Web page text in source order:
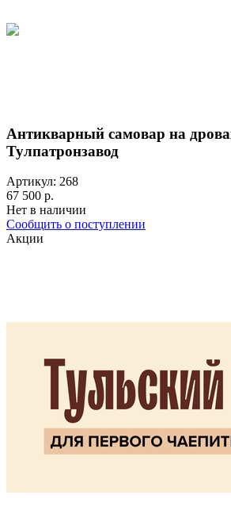
Антикварный самовар на
Тулпатронзавод
Артикул: 268
67 500 р.
Нет в наличии
Сообщить о поступлении
Акции